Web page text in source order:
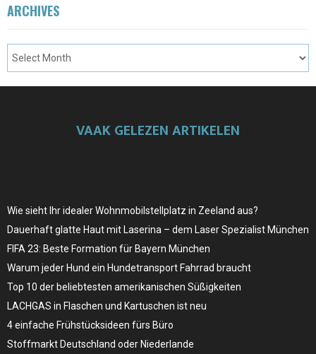
ARCHIVES
VAAK GELEZEN ARTIKELEN
Wie sieht Ihr idealer Wohnmobilstellplatz in Zeeland aus?
Dauerhaft glatte Haut mit Laserina – dem Laser Spezialist München
FIFA 23: Beste Formation für Bayern München
Warum jeder Hund ein Hundetransport Fahrrad braucht
Top 10 der beliebtesten amerikanischen Süßigkeiten
LACHGAS in Flaschen und Kartuschen ist neu
4 einfache Frühstücksideen fürs Büro
Stoffmarkt Deutschland oder Niederlande